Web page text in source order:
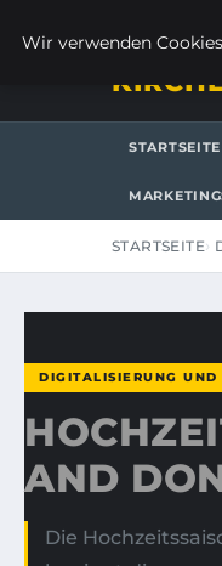
STARTSEITE
STARTSEITE
DIGITALISIERUNG UND
AND
Die
Wir verwenden